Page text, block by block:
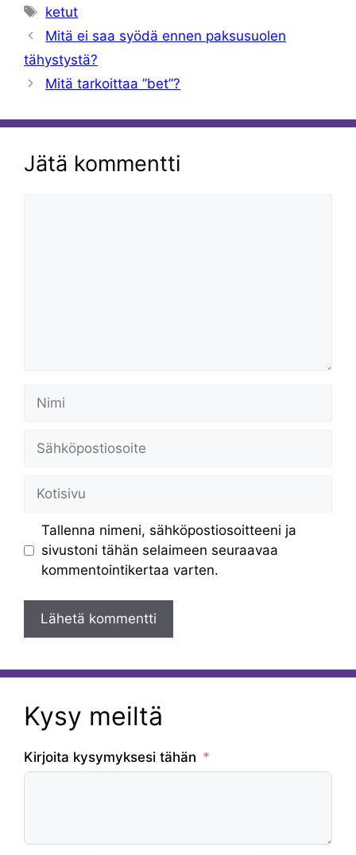
Avainsanat
ketut
Mitä ei saa syödä ennen paksusuolen
tähystystä?
Mitä tarkoittaa ”bet”?
Jätä kommentti
Tallenna nimeni, sähköpostiosoitteeni ja
sivustoni tähän selaimeen seuraavaa
kommentointikertaa varten.
Kysy meiltä
Kirjoita kysymyksesi tähän